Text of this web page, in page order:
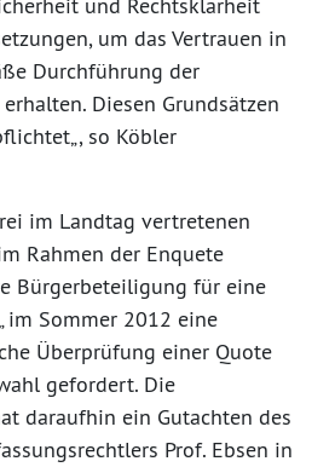
und Rechtsklarheit
um das Vertrauen in
Durchführung der
Diesen Grundsätzen
so Köbler
im Landtag vertretenen
Rahmen der Enquete
Bürgerbeteiligung für eine
im Sommer 2012 eine
Überprüfung einer Quote
gefordert. Die
daraufhin ein Gutachten des
Prof. Ebsen in